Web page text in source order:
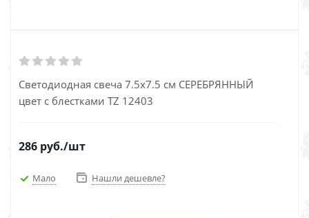
Светодиодная свеча 7.5х7.5 см СЕРЕБРЯННЫЙ
цвет с блестками TZ 12403
286 руб./шт
Мало Нашли дешевле?